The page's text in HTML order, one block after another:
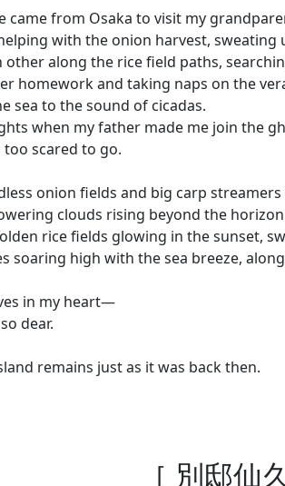
came from Osaka to visit my
with the onion harvest, sweating
other along the rice field paths,
homework and taking naps on the
sea to the sound of cicadas.
when my father made me join the
scared to go.
onion fields and big carp streamers
clouds rising beyond the
rice fields glowing in the sunset,
soaring high with the sea breeze,
in my heart—
dear.
remains just as it was back then.
［ 別邸仙